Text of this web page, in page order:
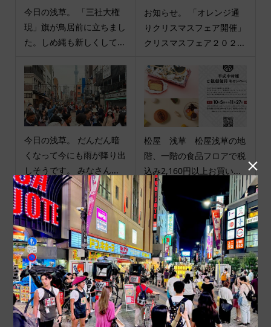
今日の浅草。 「三社大権
現」旗が鳥居前に立ちまし
た。しめ縄も新しくして...
お知らせ。 「オレンジ通
りクリスマスフェア開催」
クリスマスフェア２０２...
今日の浅草。 だんだん暗
くなって今にも雨が降り出
しそうです。 みなさん...
松屋 浅草 松屋浅草の地
階、一階の食品フロアで税
込み2,160円以上お買い...
商品カテゴリ
商品ジャンル
ポチ袋
和小物
